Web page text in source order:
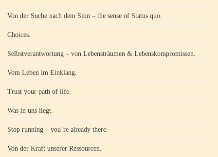
Von der Suche nach dem Sinn – the sense of Status quo.
Choices.
Selbstverantwortung – von Lebensträumen & Lebenskompromissen.
Vom Leben im Einklang.
Trust your path of life.
Was in uns liegt.
Stop running – you’re already there.
Von der Kraft unserer Ressourcen.